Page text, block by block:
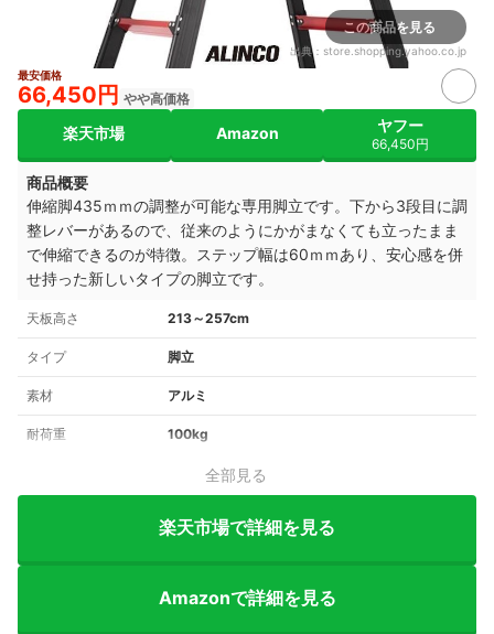
この商品を見る
出典： store.shopping.yahoo.co.jp
最安価格
66,450円 やや高価格
楽天市場 Amazon ヤフー
66,450円
商品概要
伸縮脚435ｍｍの調整が可能な専用脚立です。下から3段目に調
整レバーがあるので、従来のようにかがまなくても立ったまま
で伸縮できるのが特徴。ステップ幅は60ｍｍあり、安心感を併
せ持った新しいタイプの脚立です。
天板高さ 213～257cm
タイプ 脚立
素材 アルミ
耐荷重 100kg
全部見る
楽天市場で詳細を見る
Amazonで詳細を見る